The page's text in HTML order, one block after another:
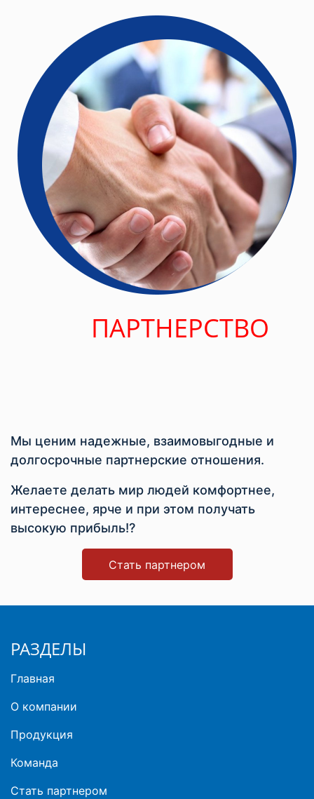
ПАРТНЕРСТВО
Мы ценим надежные, взаимовыгодные и
долгосрочные партнерские отношения.
Желаете делать мир людей комфортнее,
интереснее, ярче и при этом получать
высокую прибыль!?
Стать партнером
РАЗДЕЛЫ
Главная
О компании
Продукция
Команда
Стать партнером